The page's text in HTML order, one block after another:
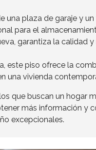
una plaza de garaje y
para el
garantiza la calidad
este piso ofrece la
una vivienda
que buscan un hogar
más información y
excepcionales.